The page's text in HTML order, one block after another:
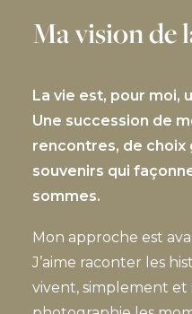
Ma vision de
La vie est, pour moi,
Une succession de
rencontres, de
souvenirs qui
sommes.
Mon approche est
J’aime raconter les
vivent, simplement et